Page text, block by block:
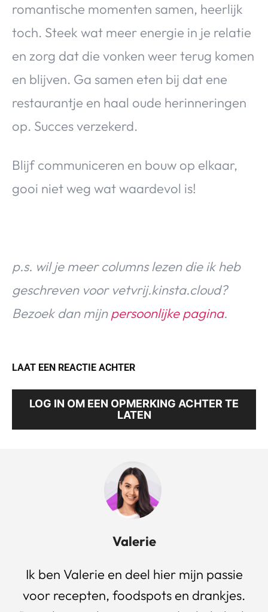
romantische momenten samen, heerlijk
toch. Steek wat meer energie in je relatie
en zorg dat die vonken weer terug komen
en blijven. Ga samen eten bij dat ene
restaurantje en haal oude herinneringen
op. Succes verzekerd.
Blijf communiceren en bouw op elkaar,
gooi niet weg wat waardevol is!
p.s. wil je meer columns lezen die ik heb
geschreven voor vetvrij.kinsta.cloud?
Bezoek dan mijnpersoonlijke pagina.
LAAT EEN REACTIE ACHTER
LOG IN OM EEN OPMERKING ACHTER TE
LATEN
Valerie
Ik ben Valerie en deel hier mijn passie
voor recepten, foodspots en drankjes.